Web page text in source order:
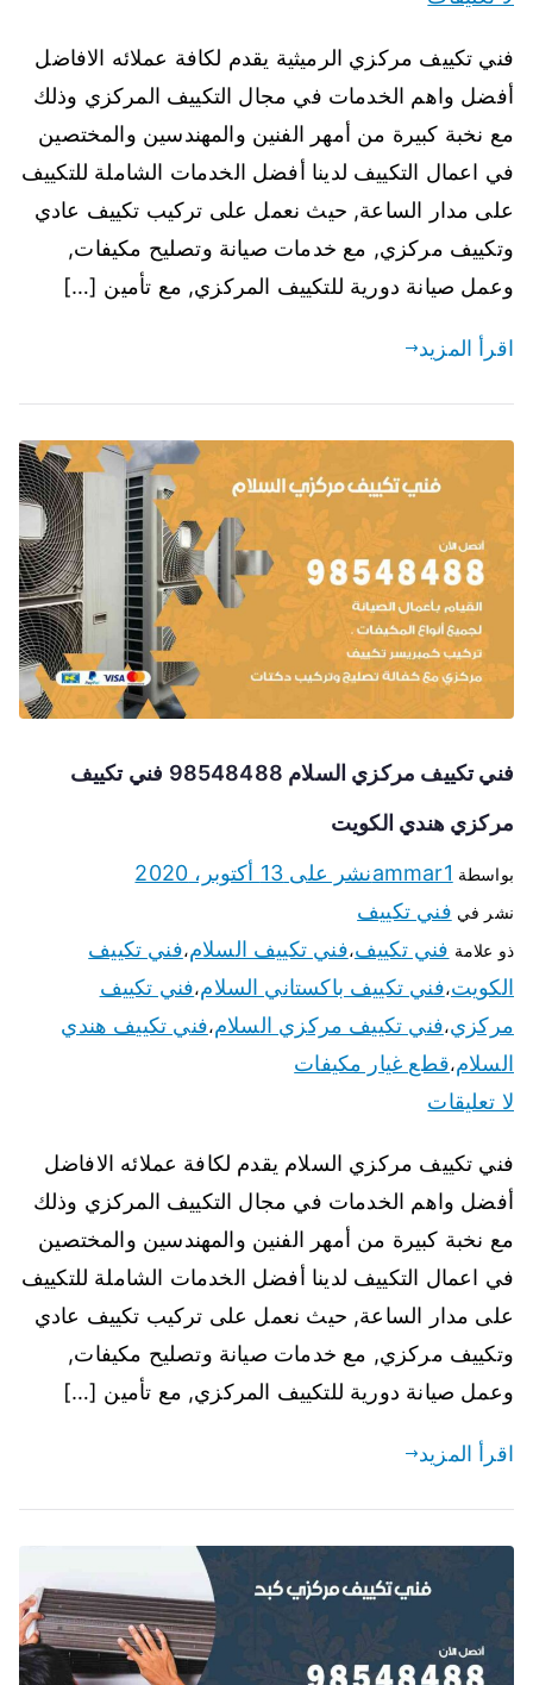
فني تكييف مركزي الرميثية يقدم لكافة عملائه الافاضل
أفضل واهم الخدمات في مجال التكييف المركزي وذلك
مع نخبة كبيرة من أمهر الفنين والمهندسين والمختصين
في اعمال التكييف لدينا أفضل الخدمات الشاملة للتكييف
على مدار الساعة, حيث نعمل على تركيب تكييف عادي
وتكييف مركزي, مع خدمات صيانة وتصليح مكيفات,
وعمل صيانة دورية للتكييف المركزي, مع تأمين […]
اقرأ المزيد
فني تكييف مركزي السلام 98548488 فني تكييف
مركزي هندي الكويت
بواسطة ammar1نشر على 13 أكتوبر، 2020
نشر في فني تكييف
ذو علامة فني تكييف،فني تكييف السلام،فني تكييف
الكويت،فني تكييف باكستاني السلام،فني تكييف
مركزي،فني تكييف مركزي السلام،فني تكييف هندي
السلام،قطع غيار مكيفات
لا تعليقات
فني تكييف مركزي السلام يقدم لكافة عملائه الافاضل
أفضل واهم الخدمات في مجال التكييف المركزي وذلك
مع نخبة كبيرة من أمهر الفنين والمهندسين والمختصين
في اعمال التكييف لدينا أفضل الخدمات الشاملة للتكييف
على مدار الساعة, حيث نعمل على تركيب تكييف عادي
وتكييف مركزي, مع خدمات صيانة وتصليح مكيفات,
وعمل صيانة دورية للتكييف المركزي, مع تأمين […]
اقرأ المزيد